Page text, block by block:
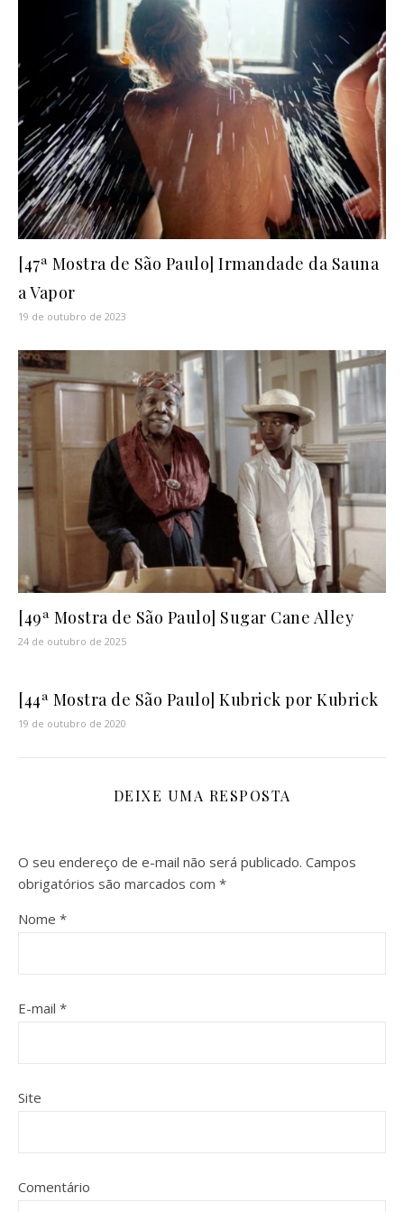
[47ª Mostra de São Paulo] Irmandade da Sauna
a Vapor
19 de outubro de 2023
[49ª Mostra de São Paulo] Sugar Cane Alley
24 de outubro de 2025
[44ª Mostra de São Paulo] Kubrick por Kubrick
19 de outubro de 2020
DEIXE UMA RESPOSTA
O seu endereço de e-mail não será publicado. Campos
obrigatórios são marcados com *
Nome *
E-mail *
Site
Comentário